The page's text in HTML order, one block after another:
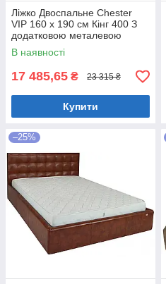
Ліжко Двоспальне Chester
VIP 160 х 190 см Кінг 400 З
додатковою металевою
цільнозварною рамою C1
Білий
В наявності
17 485,65 ₴ 23 315 ₴
Купити
–25%